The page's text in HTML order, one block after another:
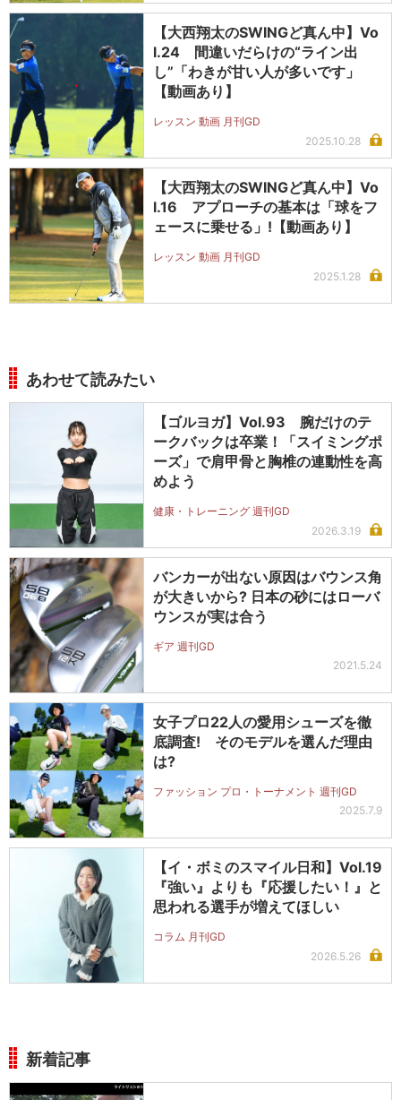
【大西翔太のSWINGど真ん中】Vo
l.24 間違いだらけの“ライン出
し”「わきが甘い人が多いです」
【動画あり】
レッスン 動画 月刊GD
2025.10.28
【大西翔太のSWINGど真ん中】Vo
l.16 アプローチの基本は「球をフ
ェースに乗せる」!【動画あり】
レッスン 動画 月刊GD
2025.1.28
あわせて読みたい
【ゴルヨガ】Vol.93 腕だけのテ
ークバックは卒業！「スイミングポ
ーズ」で肩甲骨と胸椎の連動性を高
めよう
健康・トレーニング 週刊GD
2026.3.19
バンカーが出ない原因はバウンス角
が大きいから? 日本の砂にはローバ
ウンスが実は合う
ギア 週刊GD
2021.5.24
女子プロ22人の愛用シューズを徹
底調査! そのモデルを選んだ理由
は?
ファッション プロ・トーナメント 週刊GD
2025.7.9
【イ・ボミのスマイル日和】Vol.19
『強い』よりも『応援したい！』と
思われる選手が増えてほしい
コラム 月刊GD
2026.5.26
新着記事